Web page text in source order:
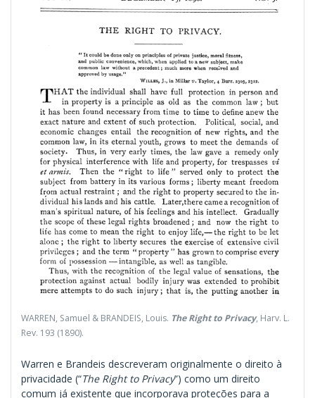
WARREN, Samuel & BRANDEIS, Louis. The Right to Privacy, Harv. L.
Rev. 193 (1890).
Warren e Brandeis descreveram originalmente o direito à
privacidade (“The Right to Privacy”) como um direito
comum já existente que incorporava proteções para a